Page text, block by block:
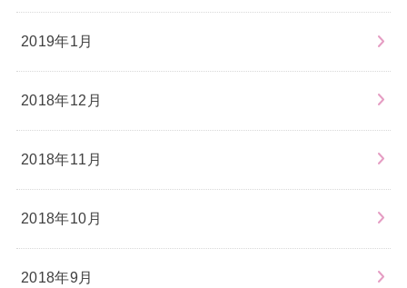
2019年1月
2018年12月
2018年11月
2018年10月
2018年9月